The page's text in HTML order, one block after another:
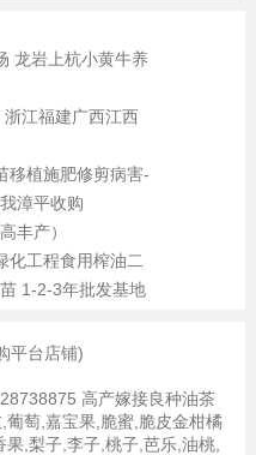
龙岩上杭小黄牛养
江福建广西江西
移植施肥修剪病害-
漳平收购
丰产）
化工程食用榨油二
1-2-3年批发基地
平台店铺)
高产嫁接良种油茶
萄,嘉宝果,脆蜜,脆皮金柑橘
,梨子,李子,桃子,芭乐,油桃,